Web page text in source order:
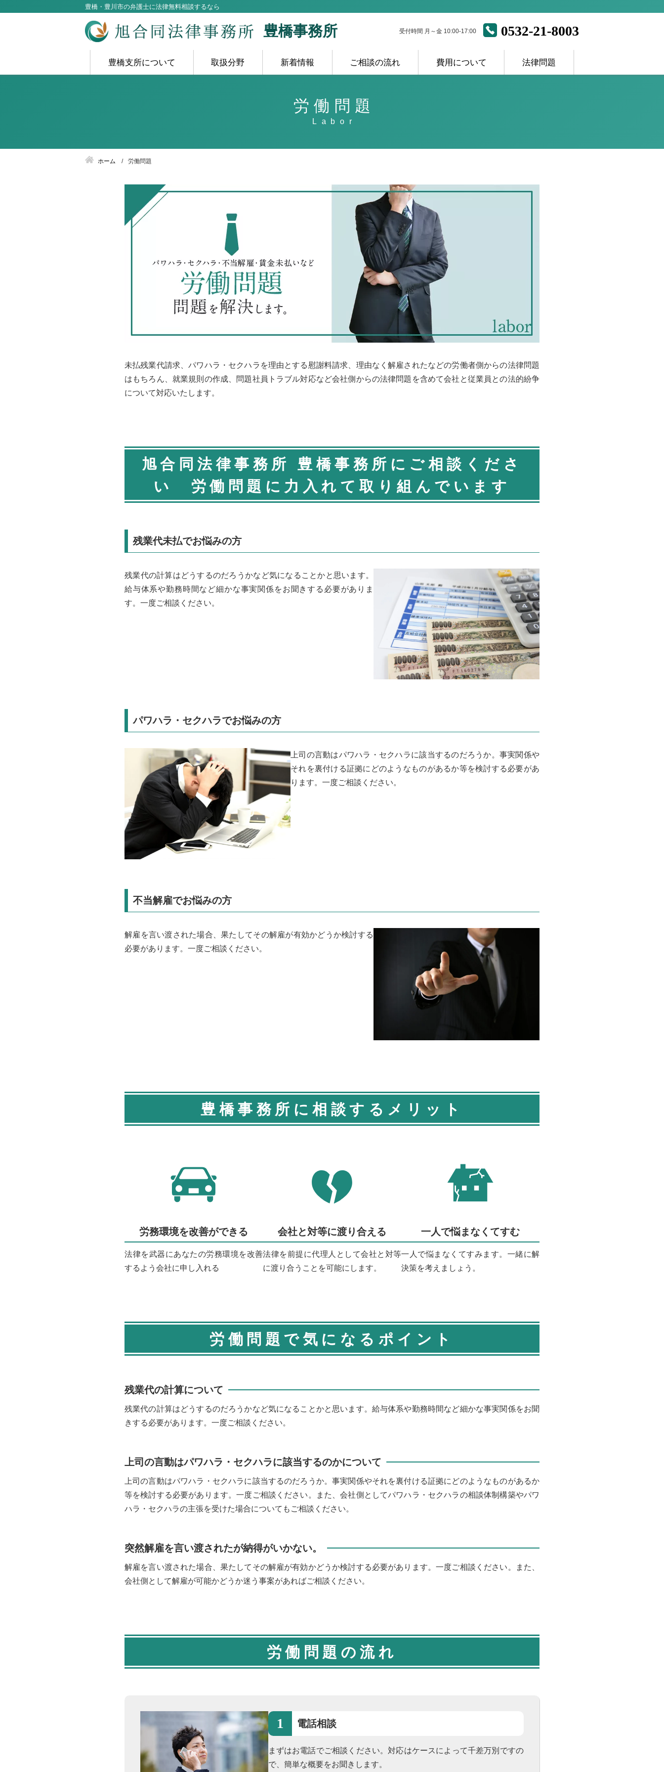
豊橋・豊川市の弁護士に法律無料相談するなら
豊橋事務所 受付時間 月～金 10:00-17:00 0532-21-8003
豊橋支所について 取扱分野 新着情報 ご相談の流れ 費用について 法律問題
労働問題
ホーム 労働問題
未払残業代請求、パワハラ・セクハラを理由とする慰謝料請求、理由なく解雇されたなどの労働者側からの法律問題
はもちろん、就業規則の作成、問題社員トラブル対応など会社側からの法律問題を含めて会社と従業員との法的紛争
について対応いたします。
旭合同法律事務所 豊橋事務所にご相談くださ
い 労働問題に力入れて取り組んでいます
残業代未払でお悩みの方
残業代の計算はどうするのだろうかなど気になることかと思います。
給与体系や勤務時間など細かな事実関係をお聞きする必要がありま
す。一度ご相談ください。
パワハラ・セクハラでお悩みの方
上司の言動はパワハラ・セクハラに該当するのだろうか。事実関係や
それを裏付ける証拠にどのようなものがあるか等を検討する必要があ
ります。一度ご相談ください。
不当解雇でお悩みの方
解雇を言い渡された場合、果たしてその解雇が有効かどうか検討する
必要があります。一度ご相談ください。
豊橋事務所に相談するメリット
労務環境を改善ができる
法律を武器にあなたの労務環境を改善
するよう会社に申し入れる
会社と対等に渡り合える
法律を前提に代理人として会社と対等
に渡り合うことを可能にします。
一人で悩まなくてすむ
一人で悩まなくてすみます。一緒に解
決策を考えましょう。
労働問題で気になるポイント
残業代の計算について
残業代の計算はどうするのだろうかなど気になることかと思います。給与体系や勤務時間など細かな事実関係をお聞
きする必要があります。一度ご相談ください。
上司の言動はパワハラ・セクハラに該当するのかについて
上司の言動はパワハラ・セクハラに該当するのだろうか。事実関係やそれを裏付ける証拠にどのようなものがあるか
等を検討する必要があります。一度ご相談ください。また、会社側としてパワハラ・セクハラの相談体制構築やパワ
ハラ・セクハラの主張を受けた場合についてもご相談ください。
突然解雇を言い渡されたが納得がいかない。
解雇を言い渡された場合、果たしてその解雇が有効かどうか検討する必要があります。一度ご相談ください。また、
会社側として解雇が可能かどうか迷う事案があればご相談ください。
労働問題の流れ
電話相談
まずはお電話でご相談ください。対応はケースによって千差万別ですの
で、簡単な概要をお聞きします。